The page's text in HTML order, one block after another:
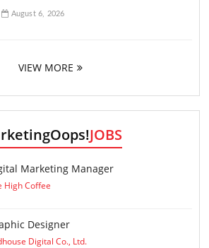
August 6, 2026
VIEW MORE
JOBS
Marketing Manager
High Coffee
Designer
Digital Co., Ltd.